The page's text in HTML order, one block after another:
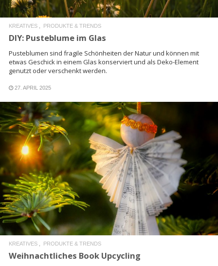
KREATIVES PRODUKTE & TRENDS
DIY: Pusteblume im Glas
Pusteblumen sind fragile Schönheiten der Natur und können mit
etwas Geschick in einem Glas konserviert und als Deko-Element
genutzt oder verschenkt werden.
27. APRIL 2025
READ MORE
KREATIVES PRODUKTE & TRENDS
Weihnachtliches Book Upcycling